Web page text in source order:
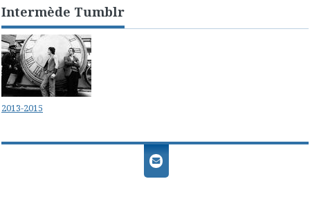
Intermède Tumblr
2013-2015